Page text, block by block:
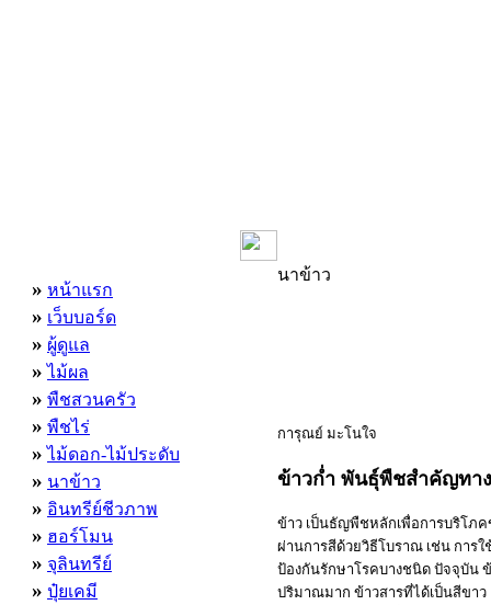
» หน้าแรก
» เว็บบอร์ด
» ผู้ดูแล
» ไม้ผล
» พืชสวนครัว
» พืชไร่
» ไม้ดอก-ไม้ประดับ
» นาข้าว
» อินทรีย์ชีวภาพ
» ฮอร์โมน
» จุลินทรีย์
» ปุ๋ยเคมี
นาข้าว
การุณย์ มะโนใจ
ข้าวก่ำ พันธุ์พืชสำคัญทา
ข้าว เป็นธัญพืชหลักเพื่อการบริโภ
ผ่านการสีด้วยวิธีโบราณ เช่น การ
ป้องกันรักษาโรคบางชนิด ปัจจุบัน
ปริมาณมาก ข้าวสารที่ได้เป็นสีขาว